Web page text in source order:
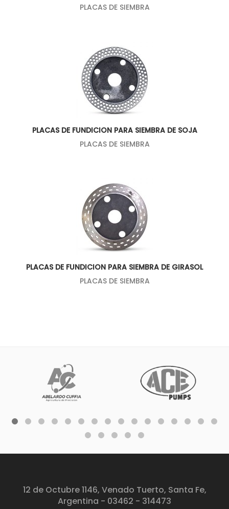
PLACAS DE SIEMBRA
PLACAS DE FUNDICION PARA SIEMBRA DE SOJA
PLACAS DE SIEMBRA
PLACAS DE FUNDICION PARA SIEMBRA DE GIRASOL
PLACAS DE SIEMBRA
12 de Octubre 1146, Venado Tuerto, Santa Fe,
Argentina - 03462 - 314473